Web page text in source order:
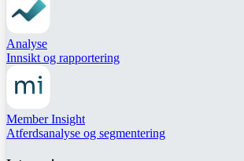
Analyse
Innsikt og rapportering
Member Insight
Atferdsanalyse og segmentering